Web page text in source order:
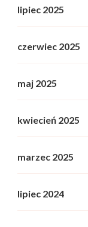
lipiec 2025
czerwiec 2025
maj 2025
kwiecień 2025
marzec 2025
lipiec 2024